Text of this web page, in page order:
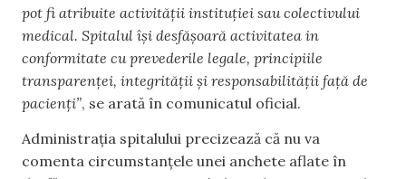
pot fi atribuite activității instituției sau colectivului
medical. Spitalul își desfășoară activitatea in
conformitate cu prevederile legale, principiile
transparenței, integrității și responsabilității față de
pacienți”, se arată în comunicatul oficial.
Administrația spitalului precizează că nu va
comenta circumstanțele unei anchete aflate în